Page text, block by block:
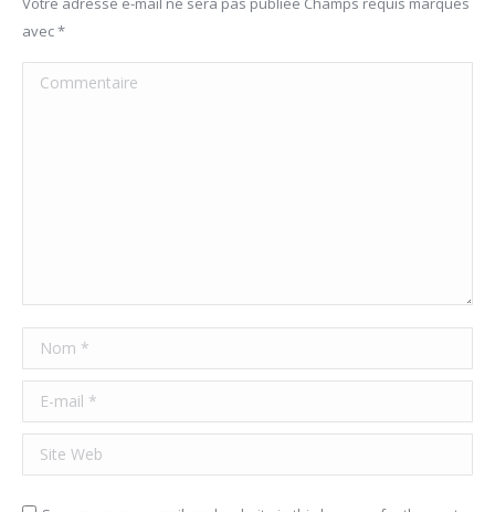
avec*
Commentaire
Nom *
E-mail *
Site Web